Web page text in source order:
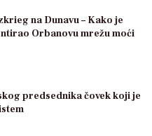
na Dunavu – Kako je
Orbanovu mrežu moći
predsednika čovek koji je